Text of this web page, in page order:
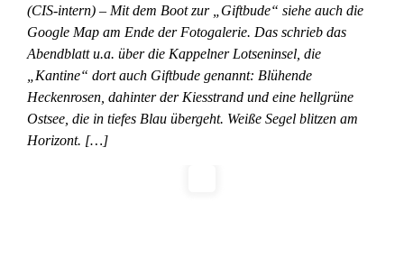
(CIS-intern) – Mit dem Boot zur „Giftbude“ siehe auch die
Google Map am Ende der Fotogalerie. Das schrieb das
Abendblatt u.a. über die Kappelner Lotseninsel, die
„Kantine“ dort auch Giftbude genannt: Blühende
Heckenrosen, dahinter der Kiesstrand und eine hellgrüne
Ostsee, die in tiefes Blau übergeht. Weiße Segel blitzen am
Horizont. […]